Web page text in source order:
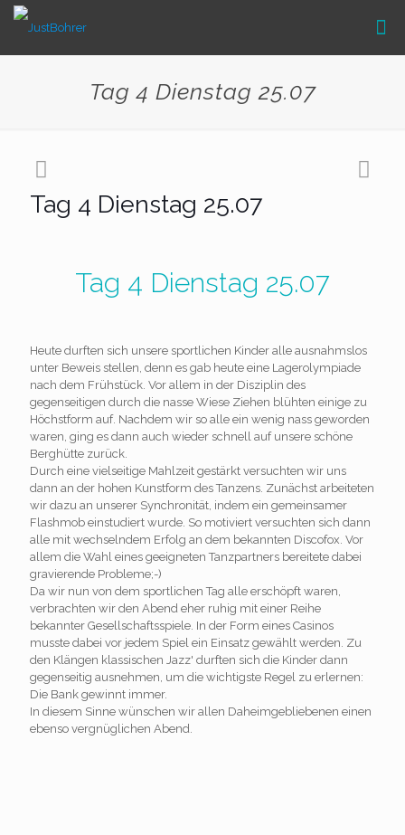
Tag 4 Dienstag 25.07
Tag 4 Dienstag 25.07
Tag 4 Dienstag 25.07
Heute durften sich unsere sportlichen Kinder alle ausnahmslos
unter Beweis stellen, denn es gab heute eine Lagerolympiade
nach dem Frühstück. Vor allem in der Disziplin des
gegenseitigen durch die nasse Wiese Ziehen blühten einige zu
Höchstform auf. Nachdem wir so alle ein wenig nass geworden
waren, ging es dann auch wieder schnell auf unsere schöne
Berghütte zurück.
Durch eine vielseitige Mahlzeit gestärkt versuchten wir uns
dann an der hohen Kunstform des Tanzens. Zunächst arbeiteten
wir dazu an unserer Synchronität, indem ein gemeinsamer
Flashmob einstudiert wurde. So motiviert versuchten sich dann
alle mit wechselndem Erfolg an dem bekannten Discofox. Vor
allem die Wahl eines geeigneten Tanzpartners bereitete dabei
gravierende Probleme;-)
Da wir nun von dem sportlichen Tag alle erschöpft waren,
verbrachten wir den Abend eher ruhig mit einer Reihe
bekannter Gesellschaftsspiele. In der Form eines Casinos
musste dabei vor jedem Spiel ein Einsatz gewählt werden. Zu
den Klängen klassischen Jazz' durften sich die Kinder dann
gegenseitig ausnehmen, um die wichtigste Regel zu erlernen:
Die Bank gewinnt immer.
In diesem Sinne wünschen wir allen Daheimgebliebenen einen
ebenso vergnüglichen Abend.